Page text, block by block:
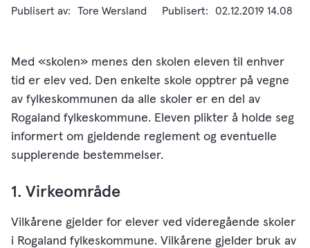
Publisert av Tore Wersland Publisert 02.12.2019 14.08
Med «skolen» menes den skolen eleven til enhver
tid er elev ved. Den enkelte skole opptrer på vegne
av fylkeskommunen da alle skoler er en del av
Rogaland fylkeskommune. Eleven plikter å holde seg
informert om gjeldende reglement og eventuelle
supplerende bestemmelser.
1. Virkeområde
Vilkårene gjelder for elever ved videregående skoler
i Rogaland fylkeskommune. Vilkårene gjelder bruk av